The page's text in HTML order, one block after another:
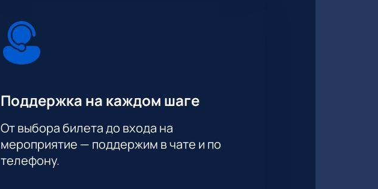
Поддержка на каждом шаге
От выбора билета до входа на
мероприятие — поддержим в чате и по
телефону.